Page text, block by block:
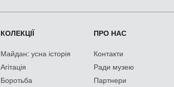
КОЛЕКЦІЇ
Майдан: усна історія
Агітація
Боротьба
ПРО НАС
Контакти
Ради музею
Партнери